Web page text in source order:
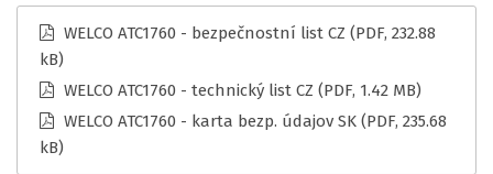
WELCO ATC1760 - bezpečnostní list CZ (PDF, 232.88
kB)
WELCO ATC1760 - technický list CZ (PDF, 1.42 MB)
WELCO ATC1760 - karta bezp. údajov SK (PDF, 235.68
kB)